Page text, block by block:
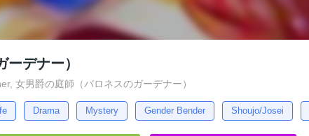
デナー）
女男爵の庭師（バロネスのガーデナー）
Drama Mystery Gender Bender Shoujo/Josei